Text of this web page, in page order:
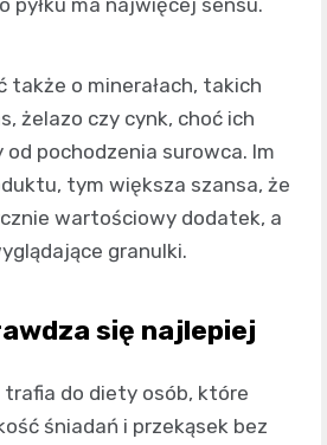
także o minerałach, takich
żelazo czy cynk, choć ich
pochodzenia surowca. Im
tym większa szansa, że
wartościowy dodatek, a
granulki.
się najlepiej
trafia do diety osób, które
śniadań i przekąsek bez